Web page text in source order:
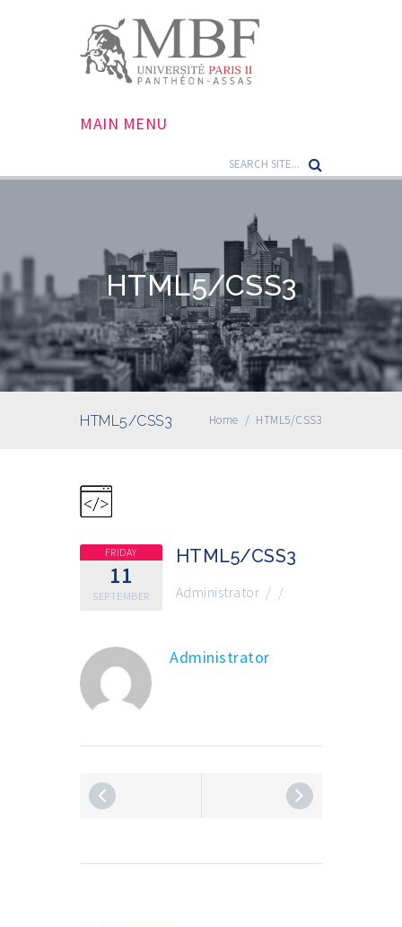
MAIN MENU
HTML5/CSS3
HTML5/CSS3 Home / HTML5/CSS3
FRIDAY
11
SEPTEMBER
HTML5/CSS3
Administrator / /
Administrator